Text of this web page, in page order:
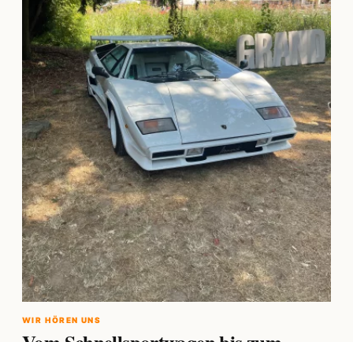
WIR HÖREN UNS